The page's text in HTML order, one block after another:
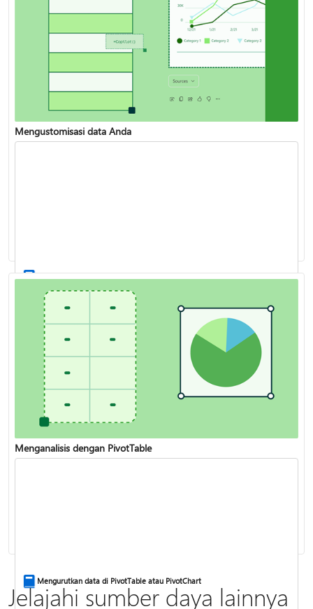
Mengustomisasi data Anda
Membuat daftar menurun
Menganalisis dengan PivotTable
Mengurutkan data di PivotTable atau PivotChart
Jelajahi sumber daya lainnya